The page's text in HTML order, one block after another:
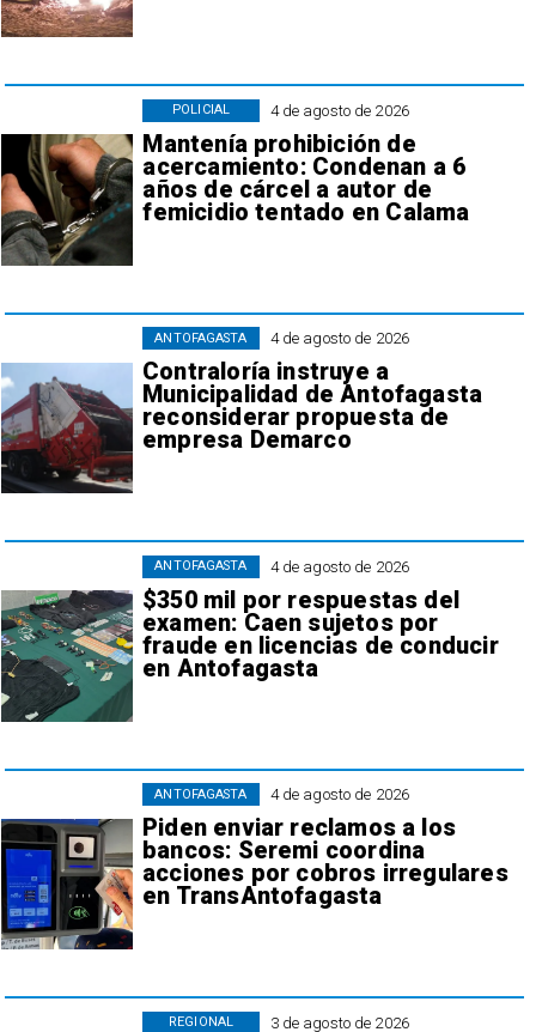
4 de agosto de 2026
Mantenía prohibición de
acercamiento: Condenan a 6
años de cárcel a autor de
femicidio tentado en Calama
POLICIAL
4 de agosto de 2026
Contraloría instruye a
Municipalidad de Antofagasta
reconsiderar propuesta de
empresa Demarco
ANTOFAGASTA
4 de agosto de 2026
$350 mil por respuestas del
examen: Caen sujetos por
fraude en licencias de conducir
en Antofagasta
ANTOFAGASTA
4 de agosto de 2026
Piden enviar reclamos a los
bancos: Seremi coordina
acciones por cobros irregulares
en TransAntofagasta
ANTOFAGASTA
3 de agosto de 2026
REGIONAL